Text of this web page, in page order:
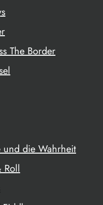
The Border
und die Wahrheit
Roll